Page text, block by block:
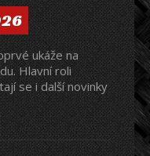
ukáže na
Hlavní roli
se i další novinky